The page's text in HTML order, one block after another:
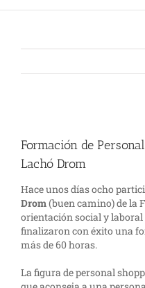
más
grande
Formación de
Lachó Drom
Hace unos días ocho
Drom(buen camino) de la
orientación social y laboral
finalizaron con éxito una
más de 60 horas.
La figura de personal